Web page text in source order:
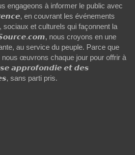
engageons à informer le public avec
en couvrant les événements
sociaux et culturels qui façonnent la
nous croyons en une
au service du peuple. Parce que
nous œuvrons chaque jour pour offrir à
𝙖𝙥𝙥𝙧𝙤𝙛𝙤𝙣𝙙𝙞𝙚 𝙚𝙩 𝙙𝙚𝙨
sans parti pris.